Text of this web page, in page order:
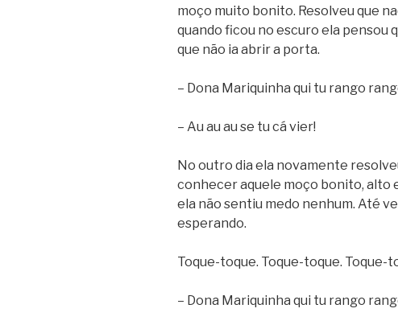
moço muito bonito. Resolveu que
quando ficou no escuro ela pensou
que não ia abrir a porta.
– Dona Mariquinha qui tu rango
– Au au au se tu cá vier!
No outro dia ela novamente
conhecer aquele moço bonito, alto
ela não sentiu medo nenhum. Até
esperando.
Toque-toque. Toque-toque. Toque-
– Dona Mariquinha qui tu rango